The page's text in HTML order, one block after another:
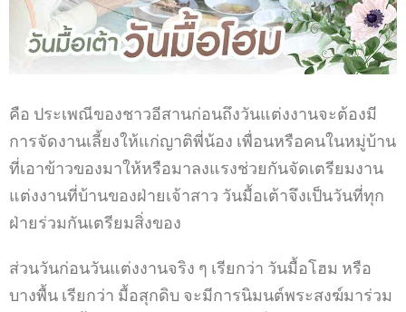
คือ ประเพณีของชาวอีสานก่อนถึงวันแต่งงานจะต้องมี
การจัดงานเลี้ยงให้แก่ญาติพี่น้อง เพื่อนหรือคนในหมู่บ้าน
ที่เอาข้าวของมาให้หรือมาลงแรงช่วยกันจัดเตรียมงาน
แต่งงานที่บ้านของฝ่ายเจ้าสาว วันมื้อเต้าจึงเป็นวันที่ทุก
ฝ่ายร่วมกันเตรียมสิ่งของ
ส่วนวันก่อนวันแต่งงานจริง ๆ เรียกว่า วันมื้อโฮม หรือ
บางพื้น เรียกว่า มื้อสุกดิบ จะมีการนิมนต์พระสงฆ์มาร่วม